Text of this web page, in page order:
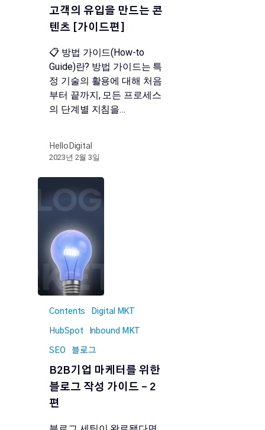
고객의 유입을 만드는 콘
텐츠 [가이드편]
📋 방법 가이드(How-to
Guide)란? 방법 가이드는 특
정 기술의 활용에 대해 처음
부터 끝까지, 모든 프로세스
의 단계별 지침을…
HelloDigital
2023년 2월 3일
Contents Digital MKT
HubSpot Inbound MKT
SEO 블로그
B2B기업 마케터를 위한
블로그 작성 가이드 – 2
편